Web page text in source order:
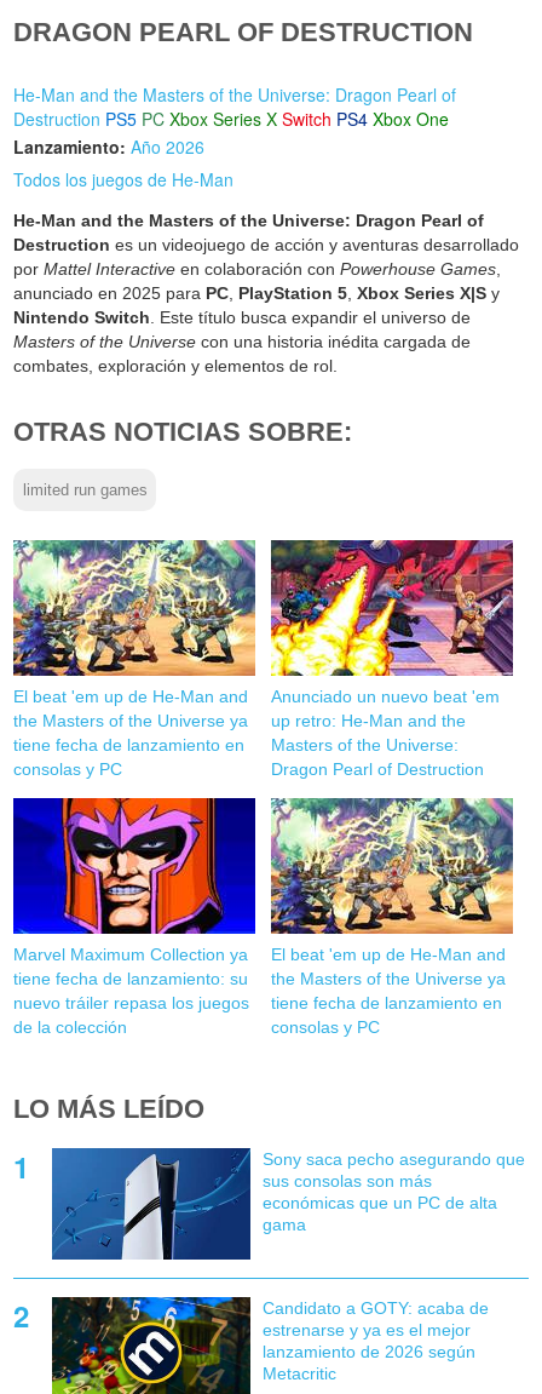
DRAGON PEARL OF DESTRUCTION
He-Man and the Masters of the Universe: Dragon Pearl of
Destruction PS5 PC Xbox Series X Switch PS4 Xbox One
Lanzamiento: Año 2026
Todos los juegos de He-Man
He-Man and the Masters of the Universe: Dragon Pearl of
Destruction es un videojuego de acción y aventuras desarrollado
porMattel Interactive en colaboración conPowerhouse Games
anunciado en 2025 para PC PlayStation 5 ,Xbox Series X|S y
Nintendo Switch . Este título busca expandir el universo de
Masters of the Universe con una historia inédita cargada de
combates, exploración y elementos de rol.
OTRAS NOTICIAS SOBRE:
limited run games
El beat 'em up de He-Man and
the Masters of the Universe ya
tiene fecha de lanzamiento en
consolas y PC
Anunciado un nuevo beat 'em
up retro: He-Man and the
Masters of the Universe:
Dragon Pearl of Destruction
Marvel Maximum Collection ya
tiene fecha de lanzamiento: su
nuevo tráiler repasa los juegos
de la colección
El beat 'em up de He-Man and
the Masters of the Universe ya
tiene fecha de lanzamiento en
consolas y PC
LO MÁS LEÍDO
Sony saca pecho asegurando que
sus consolas son más
económicas que un PC de alta
gama
Candidato a GOTY: acaba de
estrenarse y ya es el mejor
lanzamiento de 2026 según
Metacritic